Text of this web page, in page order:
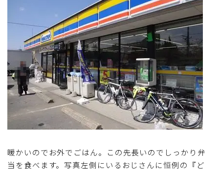
暖かいのでお外でごはん。この先長いのでしっかり弁
当を食べます。写真左側にいるおじさんに恒例の『ど